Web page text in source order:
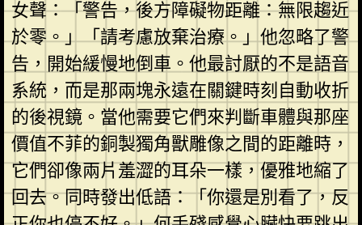
女聲：「警告，後方障礙物距離：無限趨近
於零。」「請考慮放棄治療。」他忽略了警
告，開始緩慢地倒車。他最討厭的不是語音
系統，而是那兩塊永遠在關鍵時刻自動收折
的後視鏡。當他需要它們來判斷車體與那座
價值不菲的銅製獨角獸雕像之間的距離時，
它們卻像兩片羞澀的耳朵一樣，優雅地縮了
回去。同時發出低語：「你還是別看了，反